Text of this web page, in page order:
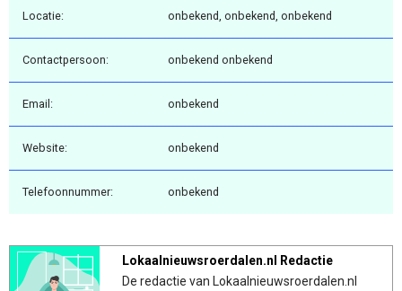
Locatie: onbekend, onbekend, onbekend
Contactpersoon: onbekend onbekend
Email: onbekend
Website: onbekend
Telefoonnummer: onbekend
Lokaalnieuwsroerdalen.nl Redactie
De redactie van Lokaalnieuwsroerdalen.nl